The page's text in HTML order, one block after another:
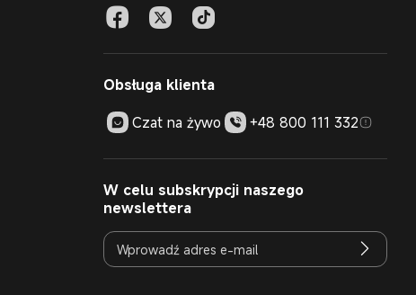
Obsługa klienta
Czat na żywo
+48 800 111 332
W celu subskrypcji naszego
newslettera